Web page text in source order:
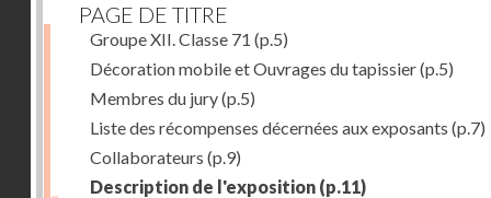
PAGE DE TITRE
Groupe XII. Classe 71 (p.5)
Décoration mobile et Ouvrages du tapissier(p.5)
Membres du jury(p.5)
Liste des récompenses décernées aux exposants (p.7)
Collaborateurs (p.9)
Description de l'exposition (p.11)